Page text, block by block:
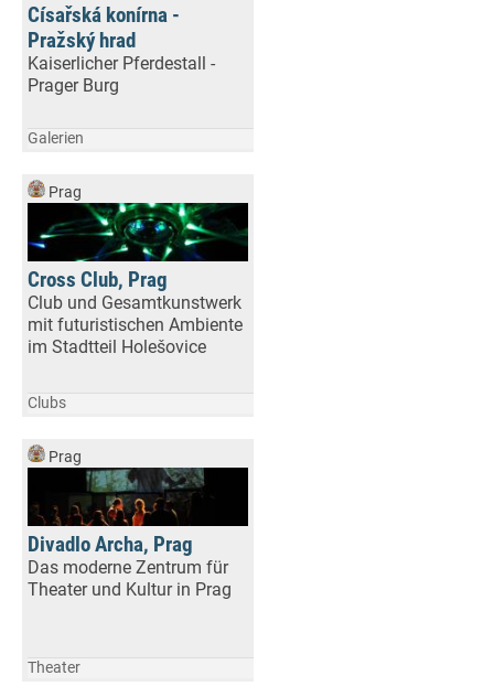
Císařská konírna -
Pražský hrad
Kaiserlicher Pferdestall -
Prager Burg
Galerien
Prag
Cross Club, Prag
Club und Gesamtkunstwerk
mit futuristischen Ambiente
im Stadtteil Holešovice
Clubs
Prag
Divadlo Archa, Prag
Das moderne Zentrum für
Theater und Kultur in Prag
Theater